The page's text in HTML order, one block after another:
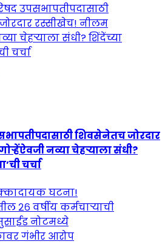
शिवसेनेतच जोरदार
नव्या चेहऱ्याला संधी?
चर्चा